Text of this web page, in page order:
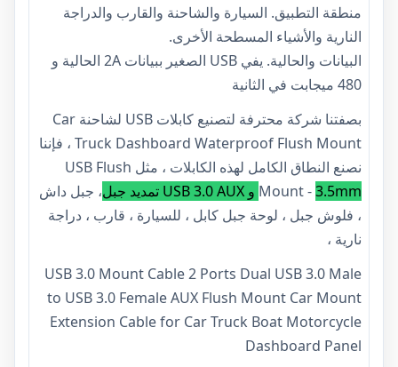
منطقة التطبيق. السيارة والشاحنة والقارب والدراجة
النارية والأشياء المسطحة الأخرى.
البيانات والحالية. يفي USB الصغير ببيانات 2A الحالية و
480 ميجابت في الثانية
بصفتنا شركة محترفة لتصنيع كابلات USB لشاحنة Car
Truck Dashboard Waterproof Flush Mount ، فإننا
نصنع النطاق الكامل لهذه الكابلات ، مثل USB Flush
Mount -3.5mm و USB 3.0 AUX تمديد جبل
، جبل داش
، فلوش جبل ، لوحة جبل كابل ، للسيارة ، قارب ، دراجة
نارية ،
USB 3.0 Mount Cable 2 Ports Dual USB 3.0 Male
to USB 3.0 Female AUX Flush Mount Car Mount
Extension Cable for Car Truck Boat Motorcycle
Dashboard Panel